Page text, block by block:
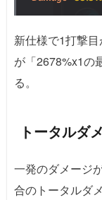
新仕様で1打撃
が「2678%x1の
る。
トータルダ
一発のダメージ
合のトータルダ